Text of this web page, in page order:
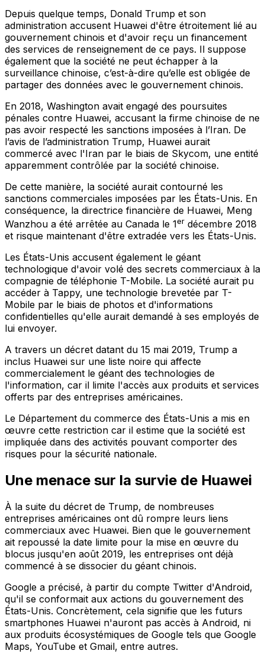
Depuis quelque temps, Donald Trump et son
administration accusent Huawei d'être étroitement lié au
gouvernement chinois et d'avoir reçu un financement
des services de renseignement de ce pays. Il suppose
également que la société ne peut échapper à la
surveillance chinoise, c’est-à-dire qu’elle est obligée de
partager des données avec le gouvernement chinois.
En 2018, Washington avait engagé des poursuites
pénales contre Huawei, accusant la firme chinoise de ne
pas avoir respecté les sanctions imposées à l’Iran. De
l’avis de l’administration Trump, Huawei aurait
commercé avec l'Iran par le biais de Skycom, une entité
apparemment contrôlée par la société chinoise.
De cette manière, la société aurait contourné les
sanctions commerciales imposées par les États-Unis. En
conséquence, la directrice financière de Huawei, Meng
Wanzhou a été arrêtée au Canada le 1er décembre 2018
et risque maintenant d'être extradée vers les États-Unis.
Les États-Unis accusent également le géant
technologique d'avoir volé des secrets commerciaux à la
compagnie de téléphonie T-Mobile. La société aurait pu
accéder à Tappy, une technologie brevetée par T-
Mobile par le biais de photos et d'informations
confidentielles qu'elle aurait demandé à ses employés de
lui envoyer.
A travers un décret datant du 15 mai 2019, Trump a
inclus Huawei sur une liste noire qui affecte
commercialement le géant des technologies de
l'information, car il limite l'accès aux produits et services
offerts par des entreprises américaines.
Le Département du commerce des États-Unis a mis en
œuvre cette restriction car il estime que la société est
impliquée dans des activités pouvant comporter des
risques pour la sécurité nationale.
Une menace sur la survie de Huawei
À la suite du décret de Trump, de nombreuses
entreprises américaines ont dû rompre leurs liens
commerciaux avec Huawei. Bien que le gouvernement
ait repoussé la date limite pour la mise en œuvre du
blocus jusqu'en août 2019, les entreprises ont déjà
commencé à se dissocier du géant chinois.
Google a précisé, à partir du compte Twitter d'Android,
qu'il se conformait aux actions du gouvernement des
États-Unis. Concrètement, cela signifie que les futurs
smartphones Huawei n'auront pas accès à Android, ni
aux produits écosystémiques de Google tels que Google
Maps, YouTube et Gmail, entre autres.